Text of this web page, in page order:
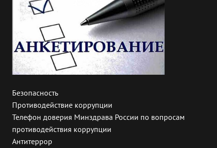
Безопасность
Противодействие коррупции
Телефон доверия Минздрава России по вопросам
противодействия коррупции
Антитеррор